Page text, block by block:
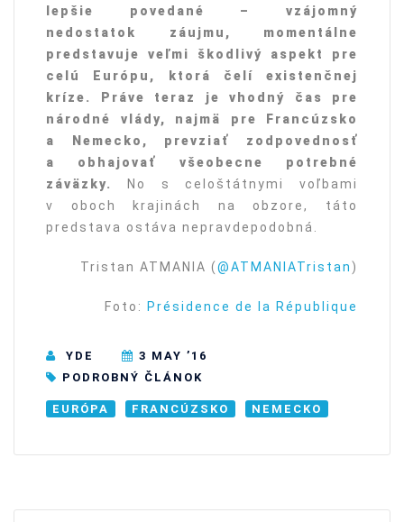
lepšie povedané – vzájomný
nedostatok záujmu, momentálne
predstavuje veľmi škodlivý aspekt pre
celú Európu, ktorá čelí existenčnej
kríze. Práve teraz je vhodný čas pre
národné vlády, najmä pre Francúzsko
a Nemecko, prevziať zodpovednosť
a obhajovať všeobecne potrebné
záväzky.
No s celoštátnymi voľbami
v oboch krajinách na obzore, táto
predstava ostáva nepravdepodobná.
Tristan ATMANIA (@ATMANIATristan )
Foto: Présidence de la République
YDE
3 MAY ’16
PODROBNÝ ČLÁNOK
EURÓPA FRANCÚZSKO NEMECKO